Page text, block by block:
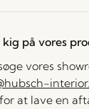
på vores
vores
at lave en